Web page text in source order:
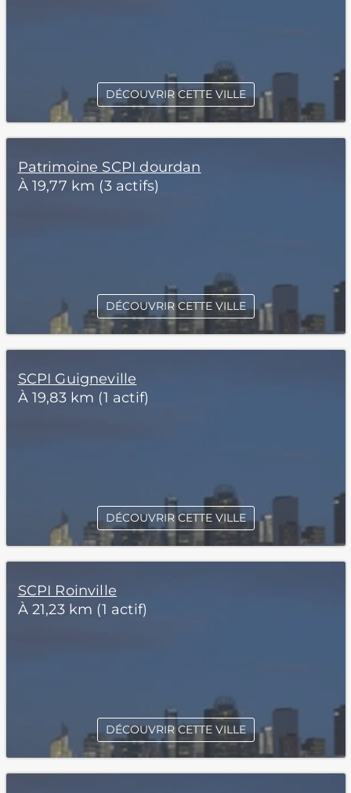
DÉCOUVRIR CETTE VILLE
Patrimoine SCPI dourdan
À 19,77 km (3 actifs)
DÉCOUVRIR CETTE VILLE
SCPI Guigneville
À 19,83 km (1 actif)
DÉCOUVRIR CETTE VILLE
SCPI Roinville
À 21,23 km (1 actif)
DÉCOUVRIR CETTE VILLE